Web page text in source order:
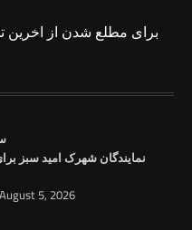
برای مطلع شدن از اخرین
نمايندگان شهرک امید سبز
August 5, 2026